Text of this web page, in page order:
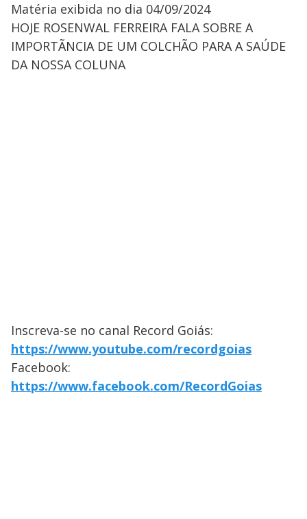
Matéria exibida no dia 04/09/2024
HOJE ROSENWAL FERREIRA FALA SOBRE A
IMPORTÃNCIA DE UM COLCHÃO PARA A SAÚDE
DA NOSSA COLUNA
Inscreva-se no canal Record Goiás:
https://www.youtube.com/recordgoias
Facebook:
https://www.facebook.com/RecordGoias